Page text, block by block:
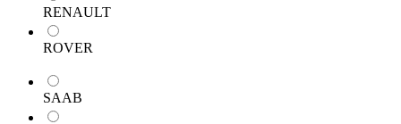
RENAULT
ROVER
SAAB